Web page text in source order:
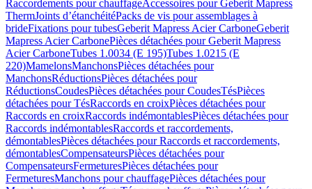
Raccordements pour chauffageAccessoires pour Geberit Mapress
ThermJoints d’étanchéitéPacks de vis pour assemblages à
brideFixations pour tubesGeberit Mapress Acier CarboneGeberit
Mapress Acier CarbonePièces détachées pour Geberit Mapress
Acier CarboneTubes 1.0034 (E 195)Tubes 1.0215 (E
220)MamelonsManchonsPièces détachées pour
ManchonsRéductionsPièces détachées pour
RéductionsCoudesPièces détachées pour CoudesTésPièces
détachées pour TésRaccords en croixPièces détachées pour
Raccords en croixRaccords indémontablesPièces détachées pour
Raccords indémontablesRaccords et raccordements,
démontablesPièces détachées pour Raccords et raccordements,
démontablesCompensateursPièces détachées pour
CompensateursFermeturesPièces détachées pour
FermeturesManchons pour chauffagePièces détachées pour